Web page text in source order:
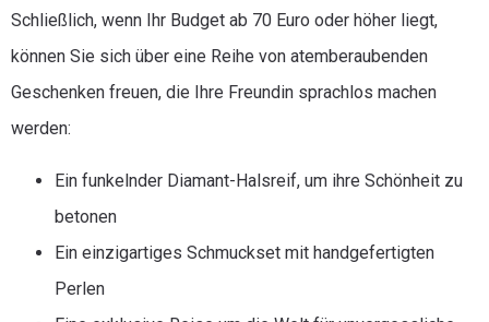
Schließlich, wenn Ihr Budget ab 70 Euro oder höher liegt,
können Sie sich über eine Reihe von atemberaubenden
Geschenken freuen, die Ihre Freundin sprachlos machen
werden:
Ein funkelnder Diamant-Halsreif, um ihre Schönheit zu
betonen
Ein einzigartiges Schmuckset mit handgefertigten
Perlen